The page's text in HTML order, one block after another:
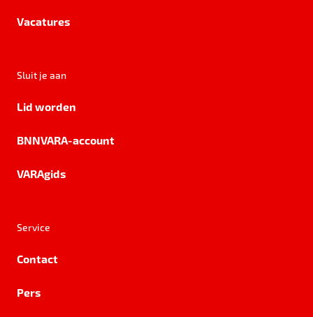
Vacatures
Sluit je aan
Lid worden
BNNVARA-account
VARAgids
Service
Contact
Pers